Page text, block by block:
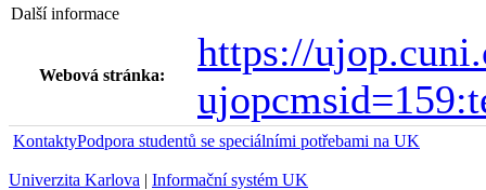
Další informace
Webová stránka:
https://
KontaktyPodpora studentů se speciálními potřebami na UK
Univerzita Karlova | Informační systém UK